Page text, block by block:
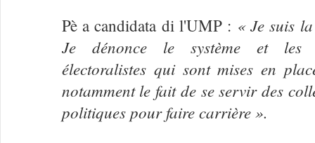
Pè a candidata di l'UMP : « Je suis
Je dénonce le système et les
électoralistes qui sont mises en
notamment le fait de se servir des
politiques pour faire carrière ».